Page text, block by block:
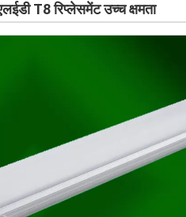
T8 रिप्लेसमेंट उच्च क्षमता